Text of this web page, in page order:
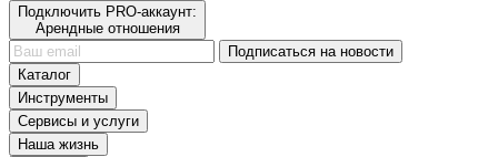
Подключить PRO-аккаунт:
Арендные отношения
Подписаться на новости
Каталог
Инструменты
Сервисы и услуги
Наша жизнь